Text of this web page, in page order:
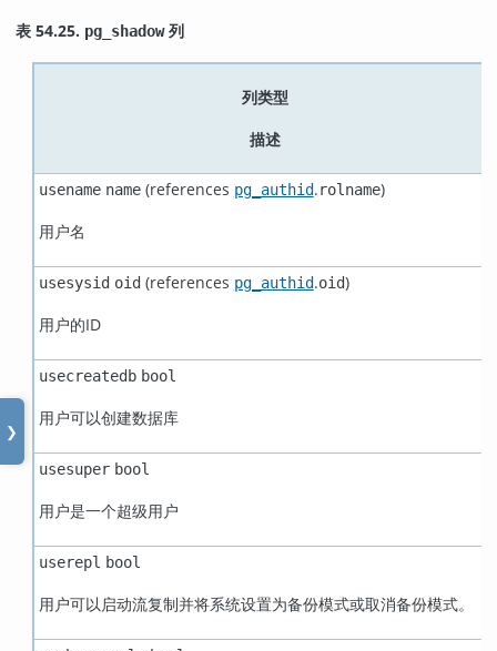
❯
表 54.25. pg_shadow列
列类型
描述
usename name(references pg_authid.rolname)
用户名
usesysid oid(references pg_authid.oid)
用户的ID
usecreatedb bool
用户可以创建数据库
usesuper bool
用户是一个超级用户
userepl bool
用户可以启动流复制并将系统设置为备份模式或取消备份模式。